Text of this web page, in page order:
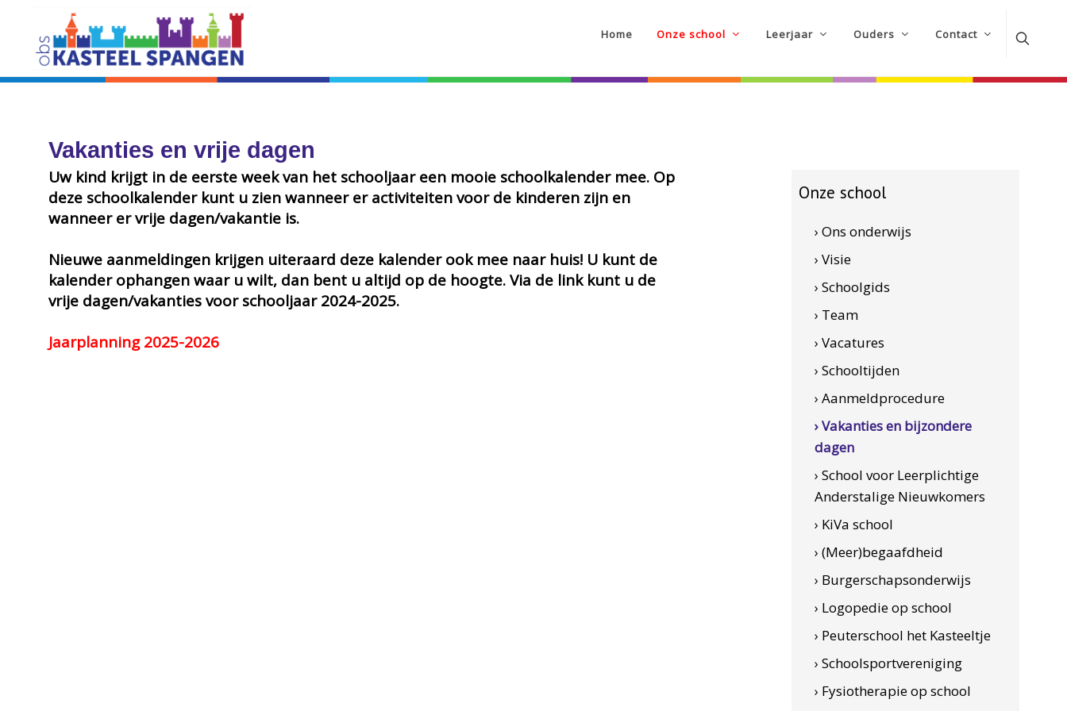
Home Onze school Leerjaar Ouders Contact
Vakanties en vrije dagen
Uw kind krijgt in de eerste week van het schooljaar een mooie schoolkalender mee. Op
deze schoolkalender kunt u zien wanneer er activiteiten voor de kinderen zijn en
wanneer er vrije dagen/vakantie is.
Nieuwe aanmeldingen krijgen uiteraard deze kalender ook mee naar huis! U kunt de
kalender ophangen waar u wilt, dan bent u altijd op de hoogte. Via de link kunt u de
vrije dagen/vakanties voor schooljaar 2024-2025.
Jaarplanning 2025-2026
Onze school
› Ons onderwijs
› Visie
› Schoolgids
› Team
› Vacatures
› Schooltijden
› Aanmeldprocedure
› Vakanties en bijzondere
dagen
› School voor Leerplichtige
Anderstalige Nieuwkomers
› KiVa school
› (Meer)begaafdheid
› Burgerschapsonderwijs
› Logopedie op school
› Peuterschool het Kasteeltje
› Schoolsportvereniging
› Fysiotherapie op school